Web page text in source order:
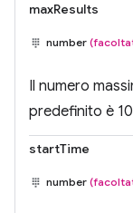
maxResults
number
Il numero
predefinito è
startTime
number